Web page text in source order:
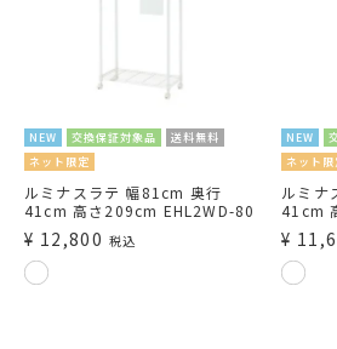
NEW 交換保証対象品
送料無料
ネット限定
ルミナスラテ 幅81cm 奥行
41cm 高さ209cm EHL2WD-80
¥ 12,800 税込
NEW
ネット限
ルミナ
41cm
¥